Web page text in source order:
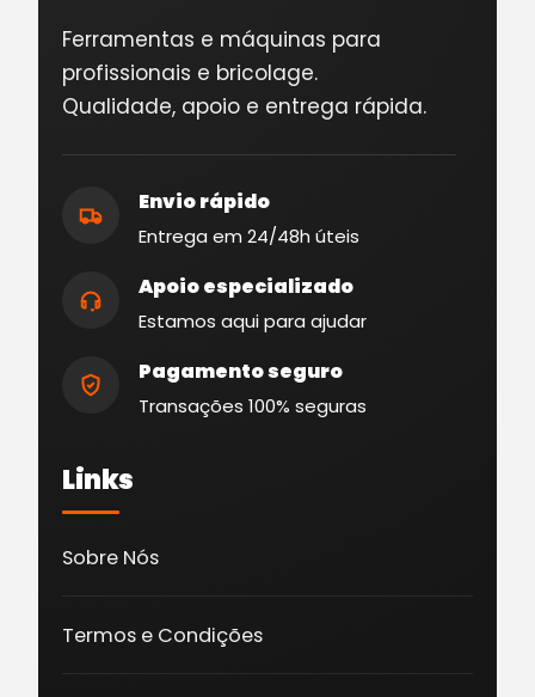
Ferramentas e máquinas para
profissionais e bricolage.
Qualidade, apoio e entrega rápida.
Envio rápido
Entrega em 24/48h úteis
Apoio especializado
Estamos aqui para ajudar
Pagamento seguro
Transações 100% seguras
Links
Sobre Nós
Termos e Condições